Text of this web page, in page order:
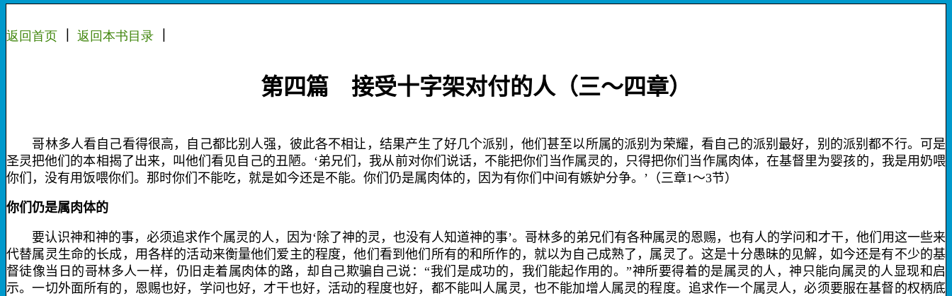
返回首页 返回本书 目录
第四篇 接受十字架对付的人（三～四章）
哥林多人看自己看得很高，自己都比别人强，彼此各不相让，结果产生了好几个派别，他们甚至以所属的派别为荣耀，看自己的派别最好，别的派别都不行。可是
圣灵把他们的本相揭了出来，叫他们看见自己的丑陋。‘弟兄们，我从前对你们说话，不能把你们当作属灵的，只得把你们当作属肉体，在基督里为婴孩的，我是用奶喂
你们，没有用饭喂你们。那时你们不能吃，就是如今还是不能。你们仍是属肉体的，因为有你们中间有嫉妒分争。’（三章1～3节）
你们仍是属肉体的
要认识神和神的事，必须追求作个属灵的人，因为‘除了神的灵，也没有人知道神的事’。哥林多的弟兄们有各种属灵的恩赐，也有人的学问和才干，他们用这一些来
代替属灵生命的长成，用各样的活动来衡量他们爱主的程度，他们看到他们所有的和所作的，就以为自己成熟了，属灵了。这是十分愚昧的见解，如今还是有不少的基
督徒像当日的哥林多人一样，仍旧走着属肉体的路，却自己欺骗自己说：“我们是成功的，我们能起作用的。”神所要得着的是属灵的人，神只能向属灵的人显现和启
示。一切外面所有的，恩赐也好，学问也好，才干也好，活动的程度也好，都不能叫人属灵，也不能加增人属灵的程度。追求作一个属灵人，必须要服在基督的权柄底